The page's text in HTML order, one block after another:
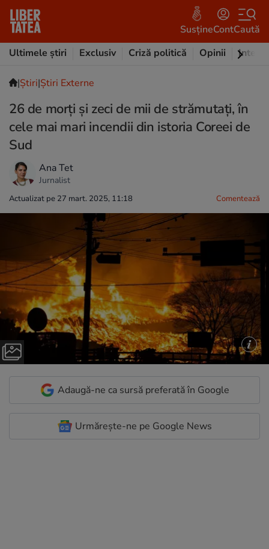
SusțineContCaută
Ultimele știri
Exclusiv Criză politică Opinii
|Ştiri|Știri Externe
26 de morți și zeci de mii de strămutați, în
cele mai mari incendii din istoria Coreei de
Sud
Ana Tet
Jurnalist
Actualizat pe 27 mart. 2025, 11:18 Comentează
Adaugă-ne ca sursă preferată în Google
Urmărește-ne pe Google News